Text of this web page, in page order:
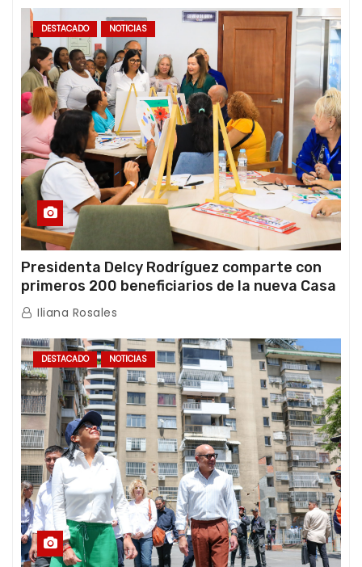
DESTACADO NOTICIAS
Presidenta Delcy Rodríguez comparte con
primeros 200 beneficiarios de la nueva Casa
de los Abuelos “La Primavera” en Caracas
Iliana Rosales
DESTACADO NOTICIAS